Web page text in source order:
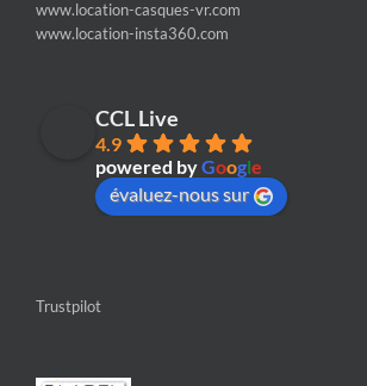
www.location-casques-vr.com
www.location-insta360.com
CCL Live
4.9
powered byGoogle
évaluez-nous sur
Trustpilot